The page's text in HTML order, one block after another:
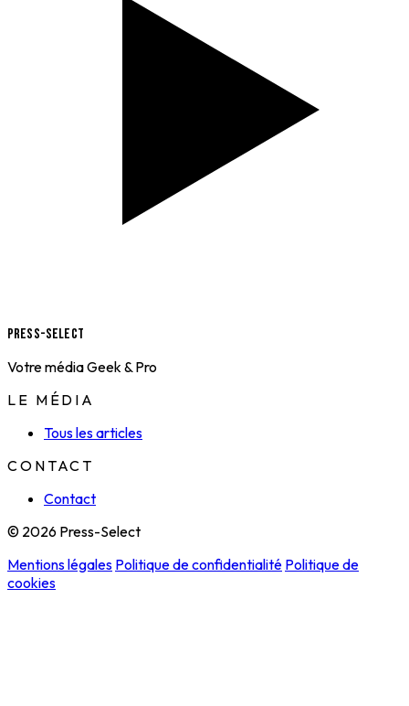
Press-Select
Votre média Geek & Pro
LE MÉDIA
Tous les articles
CONTACT
Contact
© 2026 Press-Select
Mentions légales Politique de confidentialité Politique de
cookies